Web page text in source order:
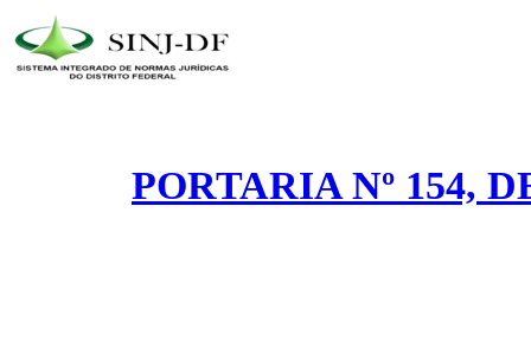
PORTARIA Nº 154,